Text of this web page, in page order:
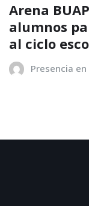
Arena
alumnos
al ciclo
Presencia en